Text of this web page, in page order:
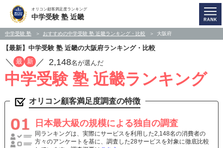
オリコン顧客満足度ランキング
中学受験 塾 近畿
中学受験 塾 おすすめの中学受験 塾 近畿ランキング・比較 大阪府
【最新】中学受験 塾 近畿の大阪府ランキング・比較
／ 最 新 ／ 2,148名が選んだ
中学受験 塾 近畿ランキング
オリコン顧客満足度調査の特徴
日本最大級の規模による独自の調査
同ランキングは、実際にサービスを利用した2,148名の消費者の
方々のアンケートを基に、調査した28サービスを対象に徹底比較